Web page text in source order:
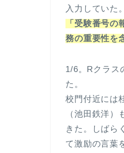
入力していた
「受験番号
務の重要性を
1/6。Rクラス
た。
校門付近には
（池田鉄洋
きた。しばら
て激励の言葉